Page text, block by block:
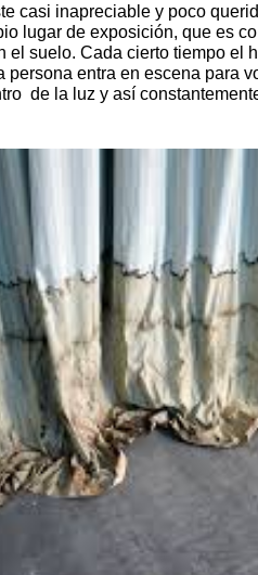
casi inapreciable y poco
lugar de exposición, que es
el suelo. Cada cierto tiempo el
persona entra en escena para
de la luz y así